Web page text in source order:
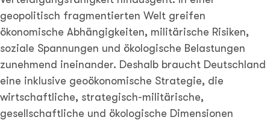
geopolitisch fragmentierten Welt greifen
ökonomische Abhängigkeiten, militärische Risiken,
soziale Spannungen und ökologische Belastungen
zunehmend ineinander. Deshalb braucht Deutschland
eine inklusive geoökonomische Strategie, die
wirtschaftliche, strategisch-militärische,
gesellschaftliche und ökologische Dimensionen